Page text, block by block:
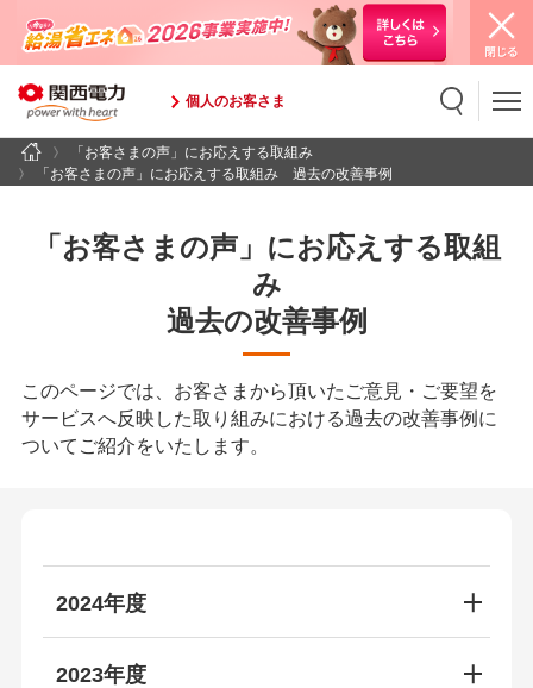
個人のお客さま
検索キーワード入力
「お客さまの声」にお応えする取組み
「お客さまの声」にお応えする取組み 過去の改善事例
「お客さまの声」にお応えする取組
み
過去の改善事例
このページでは、お客さまから頂いたご意見・ご要望を
サービスへ反映した取り組みにおける過去の改善事例に
ついてご紹介をいたします。
2024年度
2023年度